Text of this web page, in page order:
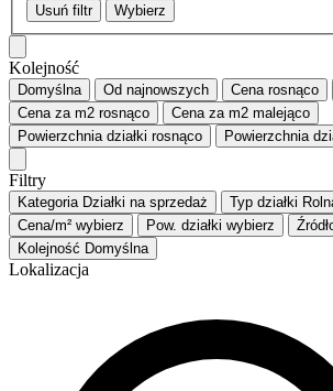
Usuń filtr Wybierz
Kolejność
Domyślna Od najnowszych Cenarosnąco
Cena za m2 rosnąco Cena za m2 malejąco
Powierzchnia działki rosnąco Powierzchnia
Filtry
Kategoria Działki na sprzedaż Typ działki
Cena/m² wybierz Pow. działki wybierz
Kolejność Domyślna
Lokalizacja